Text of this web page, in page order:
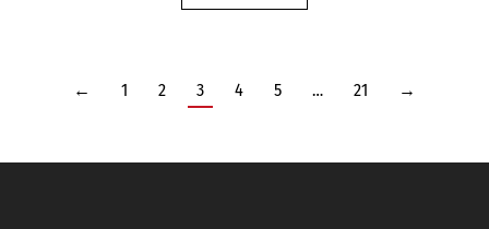
← 1 2 3 4 5 … 21 →